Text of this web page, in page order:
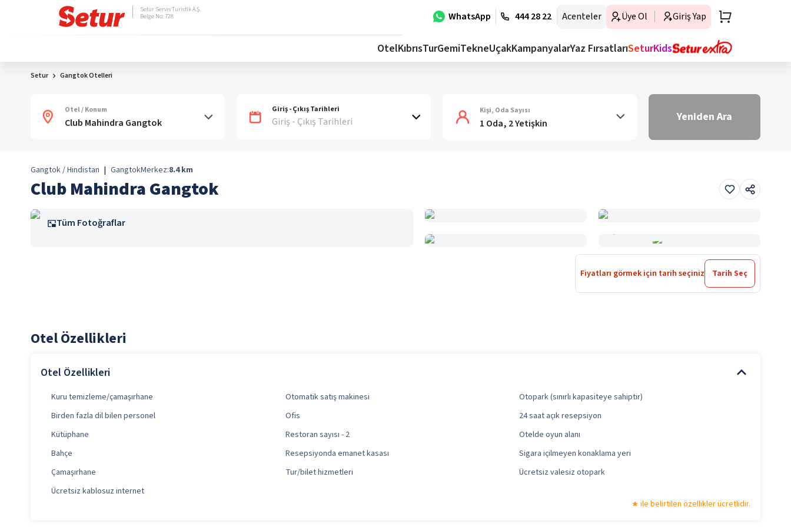
WhatsApp 444 28 22 Acenteler Üye Ol Giriş Yap
Setur Servis Turistik A.Ş.
Belge No: 728
OtelKıbrısTurGemiTekneUçakKampanyalarYaz FırsatlarıSeturKids
Setur Gangtok Otelleri
Otel / Konum Giriş - Çıkış Tarihleri
Giriş - Çıkış Tarihleri
Kişi, Oda Sayısı
1 Oda, 2 Yetişkin Yeniden Ara
Gangtok / Hindistan | GangtokMerkez:8.4 km
Club Mahindra Gangtok
Tüm Fotoğraflar
Fiyatları görmek için tarih seçiniz Tarih Seç
Otel Özellikleri
Otel Özellikleri
Kuru temizleme/çamaşırhane Otomatik satış makinesi
Otopark (sınırlı kapasiteye sahiptir)
Birden fazla dil bilen personel
Ofis
24 saat açık resepsiyon
Kütüphane
Restoran sayısı - 2
Otelde oyun alanı
Bahçe
Resepsiyonda emanet kasası
Sigara içilmeyen konaklama yeri
Çamaşırhane
Tur/bilet hizmetleri
Ücretsiz valesiz otopark
Ücretsiz kablosuz internet
ile belirtilen özellikler ücretlidir.